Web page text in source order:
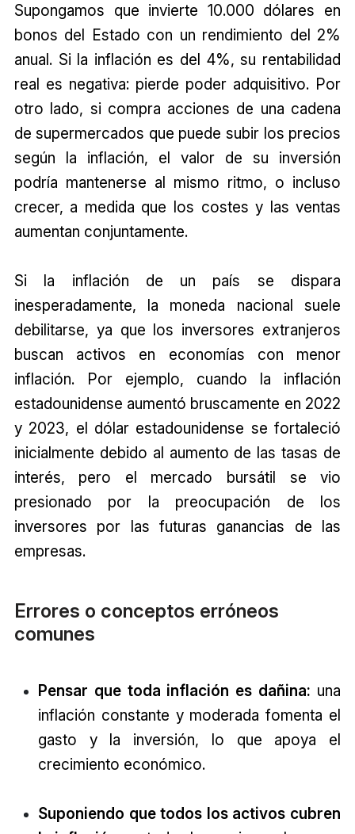
Supongamos que invierte 10.000 dólares en
bonos del Estado con un rendimiento del 2%
anual. Si la inflación es del 4%, su rentabilidad
real es negativa: pierde poder adquisitivo. Por
otro lado, si compra acciones de una cadena
de supermercados que puede subir los precios
según la inflación, el valor de su inversión
podría mantenerse al mismo ritmo, o incluso
crecer, a medida que los costes y las ventas
aumentan conjuntamente.
Si la inflación de un país se dispara
inesperadamente, la moneda nacional suele
debilitarse, ya que los inversores extranjeros
buscan activos en economías con menor
inflación. Por ejemplo, cuando la inflación
estadounidense aumentó bruscamente en 2022
y 2023, el dólar estadounidense se fortaleció
inicialmente debido al aumento de las tasas de
interés, pero el mercado bursátil se vio
presionado por la preocupación de los
inversores por las futuras ganancias de las
empresas.
Errores o conceptos erróneos
comunes
Pensar que toda inflación es dañina: una
inflación constante y moderada fomenta el
gasto y la inversión, lo que apoya el
crecimiento económico.
Suponiendo que todos los activos cubren